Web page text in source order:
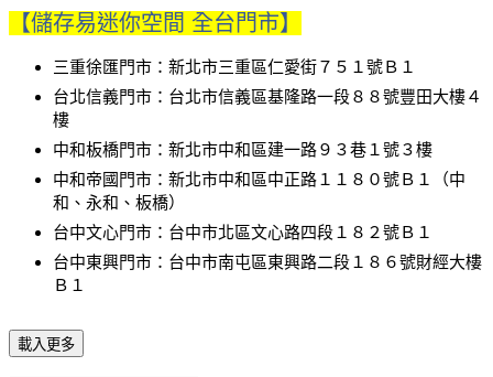
【儲存易迷你空間 全台門市】
三重徐匯門市：新北市三重區仁愛街７５１號Ｂ１
台北信義門市：台北市信義區基隆路一段８８號豐田大樓４
樓
中和板橋門市：新北市中和區建一路９３巷１號３樓
中和帝國門市：新北市中和區中正路１１８０號Ｂ１（中
和、永和、板橋）
台中文心門市：台中市北區文心路四段１８２號Ｂ１
台中東興門市：台中市南屯區東興路二段１８６號財經大樓
Ｂ１
載入更多